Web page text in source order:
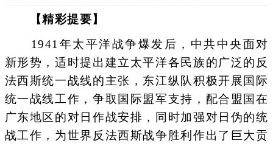
【精彩提要】
1941年太平洋战争爆发后，中共中央面对
新形势，适时提出建立太平洋各民族的广泛的反
法西斯统一战线的主张，东江纵队积极开展国际
统一战线工作，争取国际盟军支持，配合盟国在
广东地区的对日作战安排，同时加强对日伪的统
战工作，为世界反法西斯战争胜利作出了巨大贡